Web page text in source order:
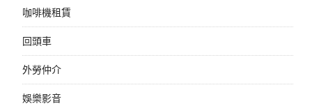
咖啡機租賃
回頭車
外勞仲介
娛樂影音